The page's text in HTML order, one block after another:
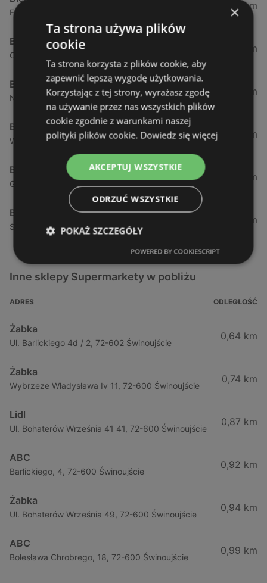
Fińska 4, 72-602 Świnoujście
0,23 km
Biedronka
Chrobrego 9, 72-600 Świnoujście
0,84 km
Biedronka
Nowokarsiborska 2, 72-600 Świnoujście
1,87 km
Biedronka
Wojska Polskiego 16a, 72-600 Świnoujście
2,77 km
Biedronka
Gryfa Pomorskiego, 72-500 Międzyzdroje
12,39 km
Biedronka
Sienkiewicza 32, 72-510 Wolin
24,01 km
Inne sklepy Supermarkety w pobliżu
ADRES ODLEGŁOŚĆ
Żabka
Ul. Barlickiego 4d / 2, 72-602 Świnoujście
0,64 km
Żabka
Wybrzeze Władysława Iv 11, 72-600 Świnoujście
0,74 km
Lidl
Ul. Bohaterów Września 41 41, 72-600 Świnoujście
0,87 km
ABC
Barlickiego, 4, 72-600 Świnoujście
0,92 km
Żabka
Ul. Bohaterów Września 49, 72-600 Świnoujście
0,94 km
ABC
Bolesława Chrobrego, 18, 72-600 Świnoujście
0,99 km
×
Ta strona używa plików
cookie
Ta strona korzysta z plików cookie, aby
zapewnić lepszą wygodę użytkowania.
Korzystając z tej strony, wyrażasz zgodę
na używanie przez nas wszystkich plików
cookie zgodnie z warunkami naszej
polityki plików cookie. Dowiedz się więcej
AKCEPTUJ WSZYSTKIE
ODRZUĆ WSZYSTKIE
POKAŻ SZCZEGÓŁY
POWERED BY COOKIESCRIPT